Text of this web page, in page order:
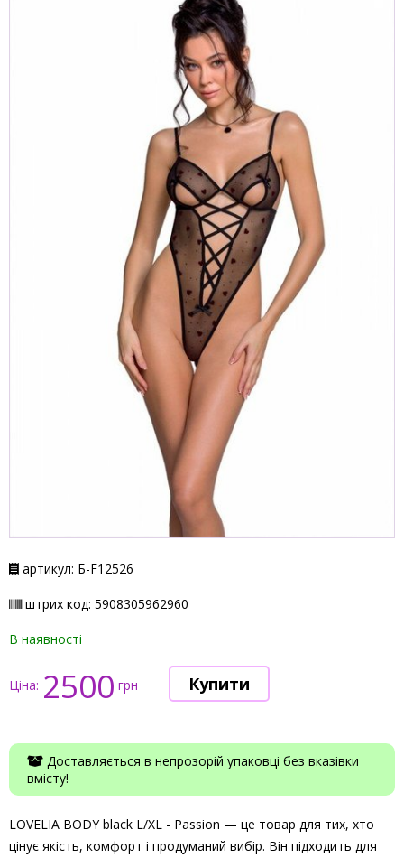
артикул: Б-F12526
штрих код: 5908305962960
В наявності
Ціна: 2500 грн
Доставляється в непрозорій упаковці без вказівки
вмісту!
LOVELIA BODY black L/XL - Passion — це товар для тих, хто
цінує якість, комфорт і продуманий вибір. Він підходить для